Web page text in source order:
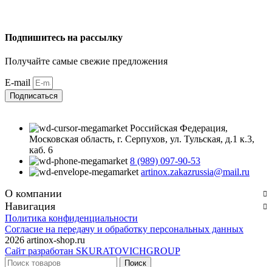
Подпишитесь на рассылку
Получайте самые свежие предложения
E-mail
Подписаться
Российская Федерация,
Московская область, г. Серпухов, ул. Тульская, д.1 к.3,
каб. 6
8 (989) 097-90-53
artinox.zakazrussia@mail.ru
О компании
Навигация
Политика конфиденциальности
Согласие на передачу и обработку персональных данных
2026 artinox-shop.ru
Сайт разработан SKURATOVICHGROUP
Поиск